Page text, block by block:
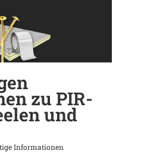
zu PIR-
und
Informationen